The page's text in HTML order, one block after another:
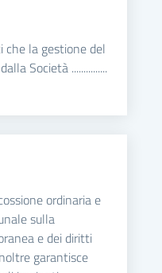
la gestione del
Società ...............
ordinaria e
sulla
e dei diritti
garantisce